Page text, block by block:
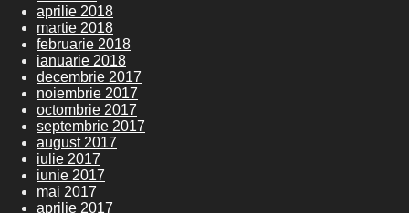
aprilie 2018
martie 2018
februarie 2018
ianuarie 2018
decembrie 2017
noiembrie 2017
octombrie 2017
septembrie 2017
august 2017
iulie 2017
iunie 2017
mai 2017
aprilie 2017